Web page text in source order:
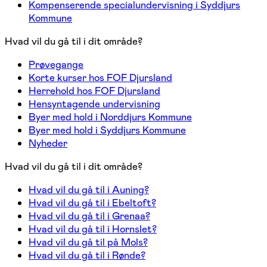
Kompenserende specialundervisning i Syddjurs
Kommune
Hvad vil du gå til i dit område?
Prøvegange
Korte kurser hos FOF Djursland
Herrehold hos FOF Djursland
Hensyntagende undervisning
Byer med hold i Norddjurs Kommune
Byer med hold i Syddjurs Kommune
Nyheder
Hvad vil du gå til i dit område?
Hvad vil du gå til i Auning?
Hvad vil du gå til i Ebeltoft?
Hvad vil du gå til i Grenaa?
Hvad vil du gå til i Hornslet?
Hvad vil du gå til på Mols?
Hvad vil du gå til i Rønde?